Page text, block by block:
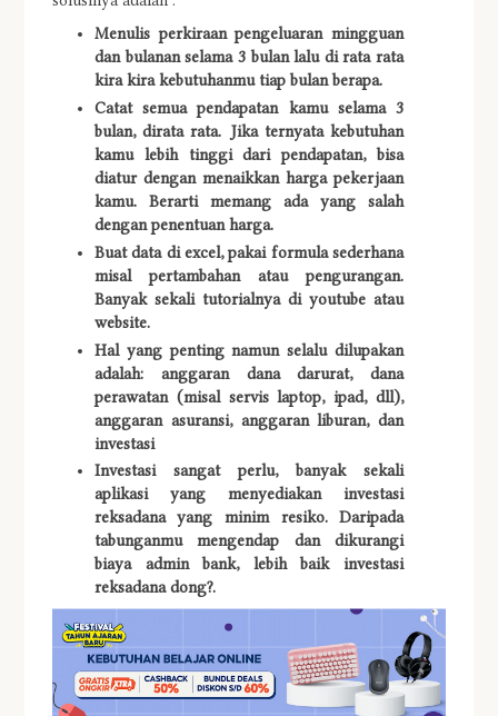
Menulis perkiraan pengeluaran mingguan
dan bulanan selama 3 bulan lalu di rata rata
kira kira kebutuhanmu tiap bulan berapa.
Catat semua pendapatan kamu selama 3
bulan, dirata rata. Jika ternyata kebutuhan
kamu lebih tinggi dari pendapatan, bisa
diatur dengan menaikkan harga pekerjaan
kamu. Berarti memang ada yang salah
dengan penentuan harga.
Buat data di excel, pakai formula sederhana
misal pertambahan atau pengurangan.
Banyak sekali tutorialnya di youtube atau
website.
Hal yang penting namun selalu dilupakan
adalah: anggaran dana darurat, dana
perawatan (misal servis laptop, ipad, dll),
anggaran asuransi, anggaran liburan, dan
investasi
Investasi sangat perlu, banyak sekali
aplikasi yang menyediakan investasi
reksadana yang minim resiko. Daripada
tabunganmu mengendap dan dikurangi
biaya admin bank, lebih baik investasi
reksadana dong?.